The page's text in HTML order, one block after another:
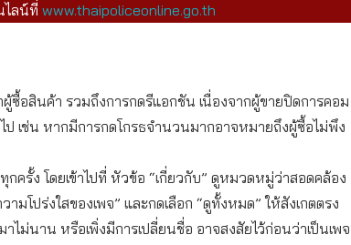
ไลน์ที่ www.thaipoliceonline.go.th
ผู้ซื้อสินค้า รวมถึงการกดรีแอกชัน เนื่องจากผู้ขายปิดการคอม
เช่น หากมีการกดโกรธจำนวนมากอาจหมายถึงผู้ซื้อไม่พึง
ครั้ง โดยเข้าไปที่ หัวข้อ “เกี่ยวกับ” ดูหมวดหมู่ว่าสอดคล้อง
มโปร่งใสของเพจ” และกดเลือก “ดูทั้งหมด” ให้สังเกตตรง
ไม่นาน หรือเพิ่งมีการเปลี่ยนชื่อ อาจสงสัยไว้ก่อนว่าเป็นเพจ